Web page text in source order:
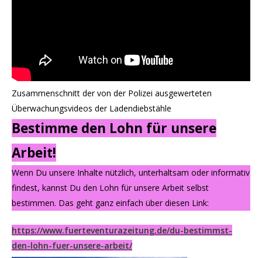
Zusammenschnitt der von der Polizei ausgewerteten
Überwachungsvideos der Ladendiebstähle
Bestimme den Lohn für unsere
Arbeit!
Wenn Du unsere Inhalte nützlich, unterhaltsam oder informativ
findest, kannst Du den Lohn für unsere Arbeit selbst
bestimmen. Das geht ganz einfach über diesen Link:
https://www.fuerteventurazeitung.de/du-bestimmst-
den-lohn-fuer-unsere-arbeit/